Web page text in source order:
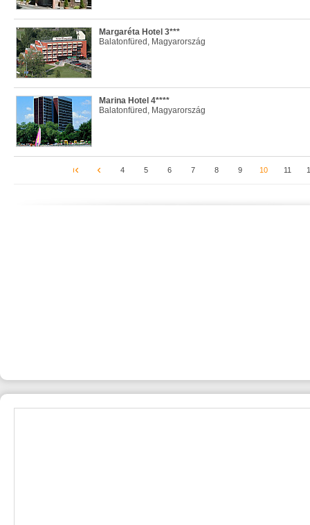
Margaréta Hotel 3***
Balatonfüred, Magyarország
Marina Hotel 4****
Balatonfüred, Magyarország
4 5 6 7 8 9 10 11